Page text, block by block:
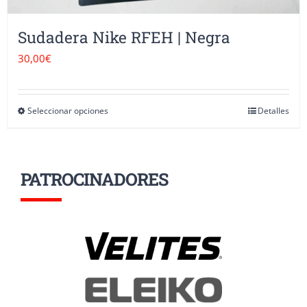
Sudadera Nike RFEH | Negra
30,00€
Seleccionar opcionesEste
múltiples
opciones
pueden
Detalles
PATROCINADORES